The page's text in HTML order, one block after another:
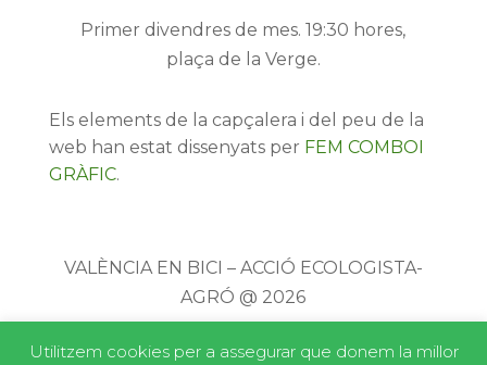
Primer divendres de mes. 19:30 hores,
plaça de la Verge.
Els elements de la capçalera i del peu de la
web han estat dissenyats per FEM COMBOI
GRÀFIC.
VALÈNCIA EN BICI – ACCIÓ ECOLOGISTA-
AGRÓ @ 2026
Utilitzem cookies per a assegurar que donem la millor